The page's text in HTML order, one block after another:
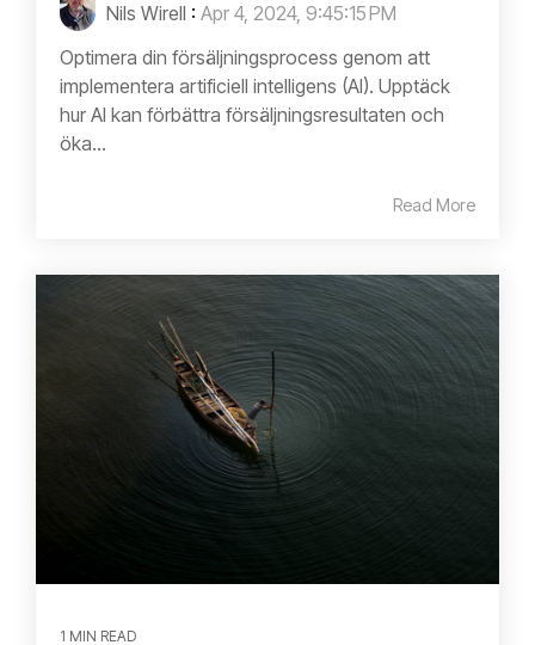
Nils Wirell : Apr 4, 2024, 9:45:15 PM
Optimera din försäljningsprocess genom att
implementera artificiell intelligens (AI). Upptäck
hur AI kan förbättra försäljningsresultaten och
öka...
Read More
1 MIN READ